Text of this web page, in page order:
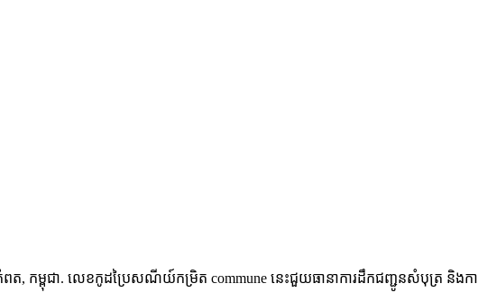
ពត, កម្ពុជា. លេខកូដប្រៃសណីយ៍កម្រិត commune នេះជួយធានាការដឹកជញ្ជូនសំបុត្រ និងក